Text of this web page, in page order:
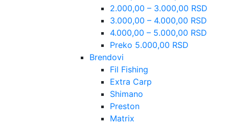
2.000,00 – 3.000,00 RSD
3.000,00 – 4.000,00 RSD
4.000,00 – 5.000,00 RSD
Preko 5.000,00 RSD
Brendovi
Fil Fishing
Extra Carp
Shimano
Preston
Matrix